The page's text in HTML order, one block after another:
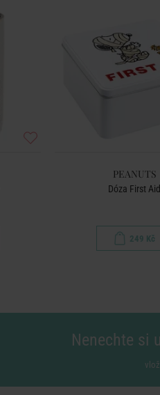
PEANUTS
Dóza First Aid
249 Kč
Nenechte si